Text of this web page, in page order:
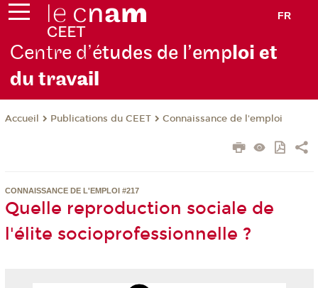
FR
Centre d’études de l’emploi et
du travail
Accueil Publications du CEET Connaissance de l'emploi
CONNAISSANCE DE L'EMPLOI #217
Quelle reproduction sociale de
l'élite socioprofessionnelle ?